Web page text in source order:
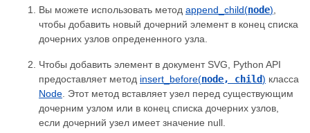
Вы можете использовать метод append_child(node)
чтобы добавить новый дочерний элемент в конец списка
дочерних узлов опредененного узла.
Чтобы добавить элемент в документ SVG, Python API
предоставляет метод insert_before(node, child) класса
Node . Этот метод вставляет узел перед существующим
дочерним узлом или в конец списка дочерних узлов,
если дочерний узел имеет значение null.